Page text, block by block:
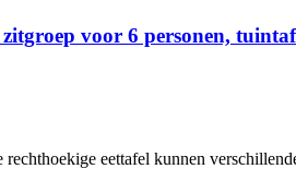
voor 6 personen,
eettafel kunnen